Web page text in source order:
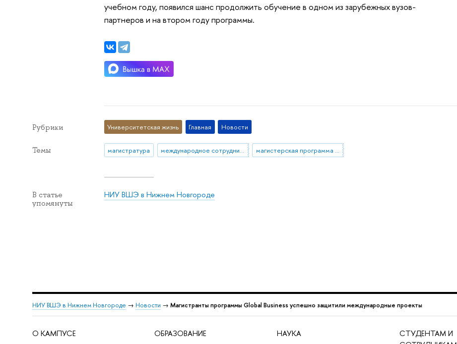
учебном году, появился шанс продолжить обучение в одном из зарубежных вузов-
партнеров и на втором году программы.
Рубрики Университетская жизнь Главная Новости
Темы магистратура международное сотрудничество магистерская программа "Global Business"
В статье
упомянуты
НИУ ВШЭ в Нижнем Новгороде
НИУ ВШЭ в Нижнем Новгороде → Новости → Магистранты программы Global Business успешно защитили международные проекты
О КАМПУСЕ ОБРАЗОВАНИЕ НАУКА
СТУДЕНТАМ И